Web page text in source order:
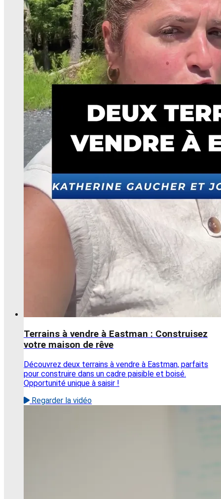
Terrains à vendre à Eastman : Construisez
votre maison de rêve
Découvrez deux terrains à vendre à Eastman, parfaits
pour construire dans un cadre paisible et boisé.
Opportunité unique à saisir !
Regarder la vidéo